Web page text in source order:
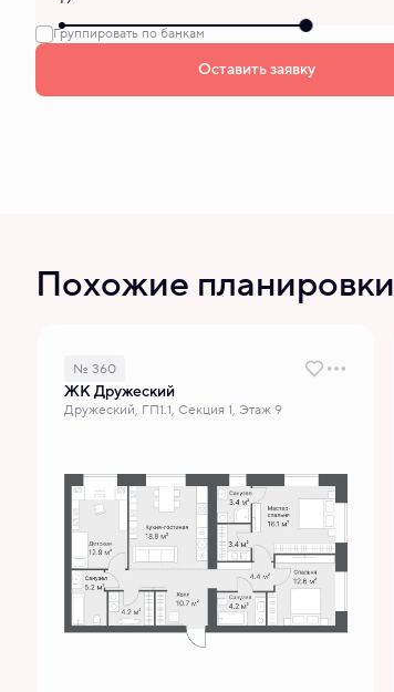
Группировать по банкам
Оставить заявку
Похожие планировки
№ 360
ЖК Дружеский
Дружеский, ГП1.1, Секция 1, Этаж 9